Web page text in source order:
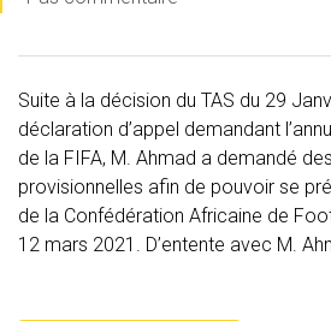
Suite à la décision du TAS du 29
déclaration d’appel demandant
de la FIFA, M. Ahmad a demandé
provisionnelles afin de pouvoir se
de la Confédération Africaine de
12 mars 2021. D’entente avec M.